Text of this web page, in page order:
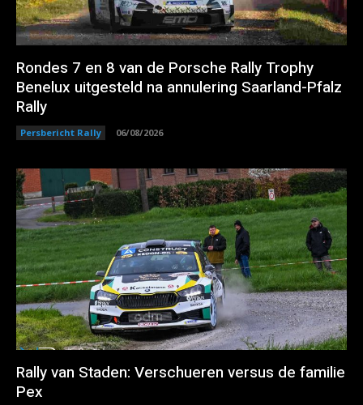
Rondes 7 en 8 van de Porsche Rally Trophy
Benelux uitgesteld na annulering Saarland-Pfalz
Rally
Persbericht Rally 06/08/2026
Rally van Staden: Verschueren versus de familie
Pex